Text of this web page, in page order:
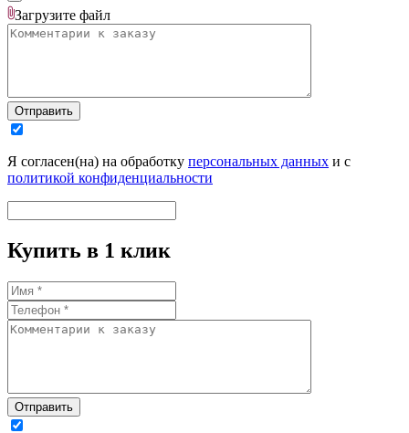
Загрузите файл
Отправить
Я согласен(на) на обработку персональных данных и с
политикой конфиденциальности
Купить в 1 клик
Отправить